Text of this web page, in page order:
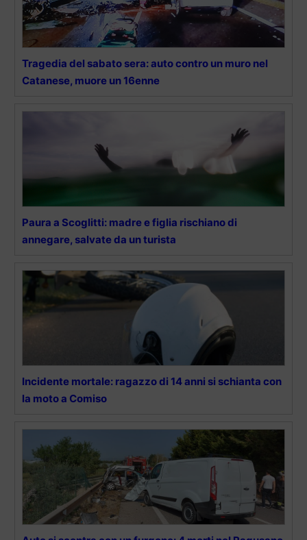
Tragedia del sabato sera: auto contro un muro nel
Catanese, muore un 16enne
Paura a Scoglitti: madre e figlia rischiano di
annegare, salvate da un turista
Incidente mortale: ragazzo di 14 anni si schianta con
la moto a Comiso